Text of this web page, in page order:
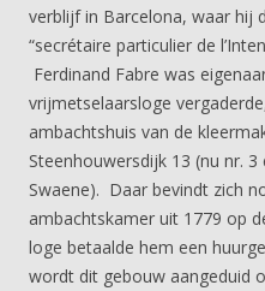
verblijf in Barcelona, waar hij
“secrétaire particulier de
Ferdinand Fabre was
vrijmetselaarsloge
ambachtshuis van de
Steenhouwersdijk 13 (nu nr.
Swaene). Daar bevindt zich
ambachtskamer uit 1779 op
loge betaalde hem een
wordt dit gebouw aangeduid